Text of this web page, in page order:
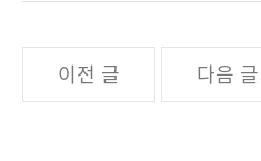
이전 글 다음 글